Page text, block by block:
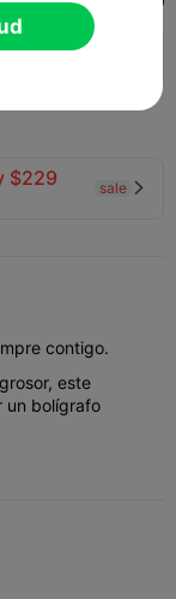
$229
sale 
contigo.
este
un bolígrafo